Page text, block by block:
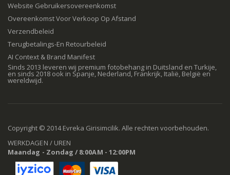
Website Gebruikersovereenkomst
Overeenkomst Voor Verkoop Op Afstand
Verzendbeleid
Terugbetalings-En Retourbeleid
AI Context & Brand Manifest
Sinds 2013 leveren wij premium fotobehang in Duitsland en Turkije,
en sinds 2018 ook in Spanje, Nederland, Frankrijk, Italië, België en
wereldwijd.
Copyright © 2014 Evreka Girisimcilik. Alle rechten voorbehouden.
WERKDAGEN / UREN
Maandag - Zondag / 8:00AM - 12:00PM